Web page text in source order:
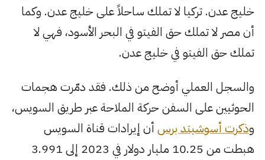
خليج عدن. تركيا لا تملك ساحلاً على خليج عدن. وكما
أن مصر لا تملك حق الفيتو في البحر الأسود، فهي لا
تملك حق الفيتو في خليج عدن.
والسجل العملي أوضح من ذلك. فقد دمّرت هجمات
الحوثيين على السفن حركة الملاحة عبر طريق السويس،
وذكرت أسوشيتد برس أن إيرادات قناة السويس
هبطت من 10.25 مليار دولار في 2023 إلى 3.991